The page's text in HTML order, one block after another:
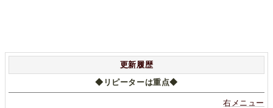
更新履歴
◆リピーターは重点◆
右メニュー